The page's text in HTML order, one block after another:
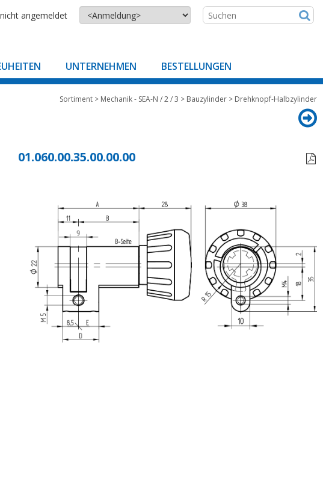
angemeldet
UNTERNEHMEN BESTELLUNGEN
Sortiment > Mechanik - SEA-N / 2 / 3 > Bauzylinder > Drehknopf-Halbzylinder
01.060.00.35.00.00.00
